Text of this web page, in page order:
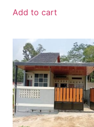
Add to cart